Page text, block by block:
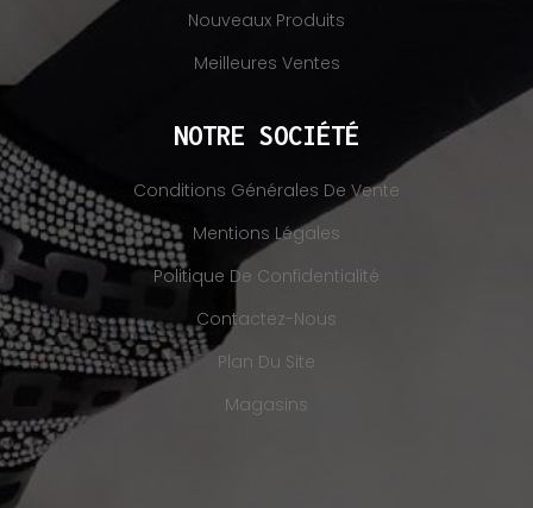
Nouveaux Produits
Meilleures Ventes
NOTRE SOCIÉTÉ
Conditions Générales De Vente
Mentions Légales
Politique De Confidentialité
Contactez-Nous
Plan Du Site
Magasins